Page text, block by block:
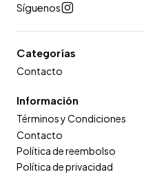
Síguenos
Categorías
Contacto
Información
Términos y Condiciones
Contacto
Política de reembolso
Política de privacidad